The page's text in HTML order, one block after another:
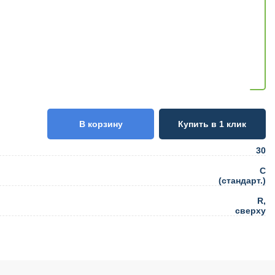
30
C
(стандарт.)
R,
сверху
В корзину Купить в 1 клик